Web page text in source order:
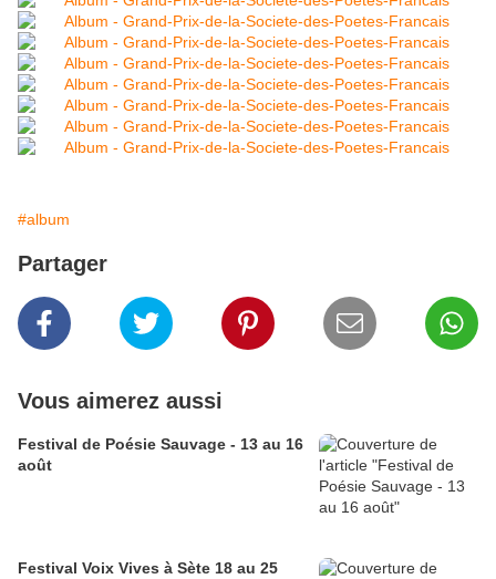
#album
Partager
Vous aimerez aussi
Festival de Poésie Sauvage - 13 au 16
août
Festival Voix Vives à Sète 18 au 25